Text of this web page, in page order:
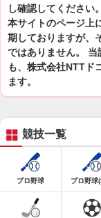
し確認してください。
本サイトのページ上
期しておりますが、
ではありません。
も、株式会社NTTド
ます。
競技一覧
プロ野球 プロ野球